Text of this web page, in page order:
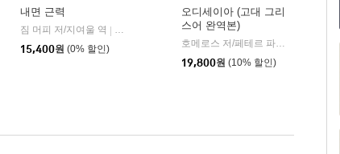
내면 근력
짐 머피 저/지여울 역
윌북(willbook)
15,400원 (0% 할인)
오디세이아 (고대 그리
스어 완역본)
호메로스 저/페테르 파울 루벤스 그림/박문재 역
19,800원 (10% 할인)